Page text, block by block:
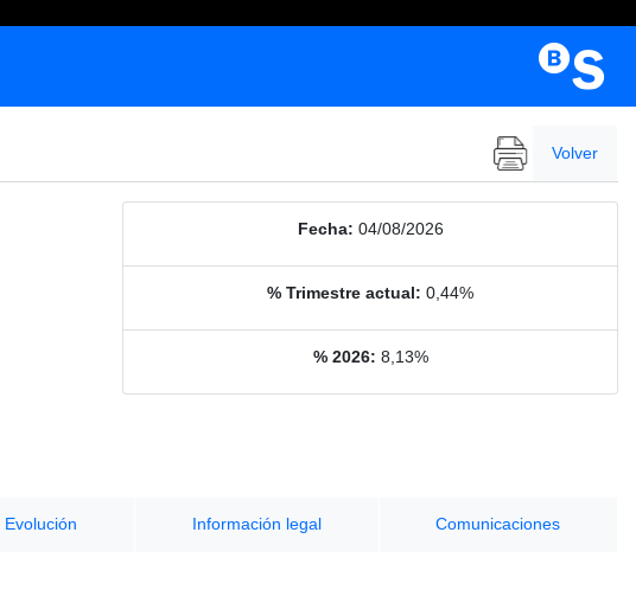
Volver
Fecha: 04/08/2026
% Trimestre actual: 0,44%
% 2026: 8,13%
Evolución Información legal Comunicaciones